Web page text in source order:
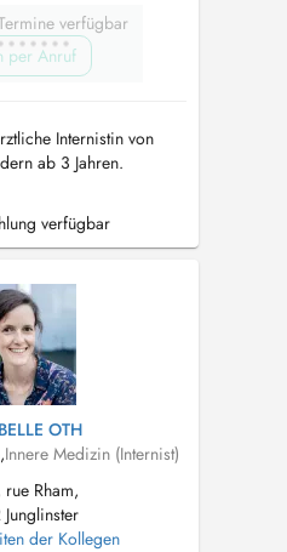
verfügbar
per Anruf
Internistin von
ab 3 Jahren.
and children from the
для взрослых
/ Ultraschall
und ...
verfügbar
OTH
,Innere Medizin (Internist)
Rham,
Junglinster
der Kollegen